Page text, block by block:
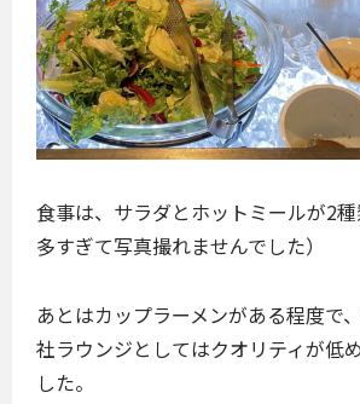
食事は、サラダとホットミールが2
多すぎて写真撮れませんでした）
あとはカップラーメンがある程度で
社ラウンジとしてはクオリティが低
した。